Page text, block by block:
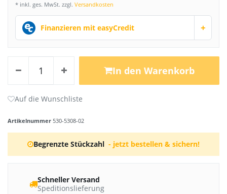
* inkl. ges. MwSt. zzgl. Versandkosten
Finanzieren mit easyCredit +
In den Warenkorb
Artikelnummer 530-5308-02
Begrenzte Stückzahl - jetzt bestellen & sichern!
Schneller Versand
Speditionslieferung